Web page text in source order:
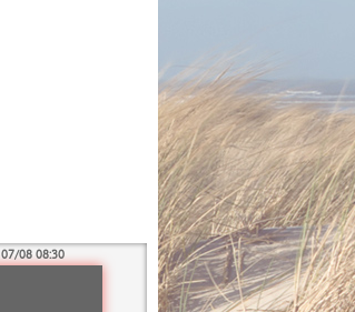
07/08 08:30